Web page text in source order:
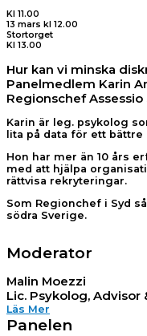
Kl 11.00
13 mars kl 12.00
Stortorget
Kl 13.00
Hur kan vi minska
Panelmedlem Karin
Regionschef Assessio
Karin är leg. psykolog
lita på data för ett
Hon har mer än 10 års
med att hjälpa
rättvisa rekryteringar.
Som Regionchef i Syd
södra Sverige.
Moderator
Malin Moezzi
Lic. Psykolog,
Läs Mer
Panelen